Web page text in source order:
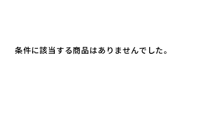
条件に該当する商品はありませんでした。